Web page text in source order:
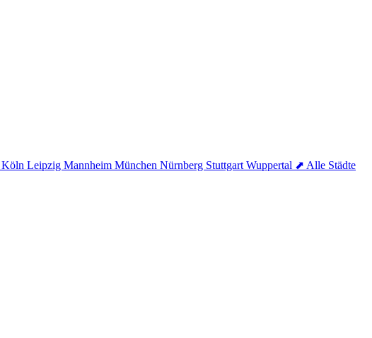
Köln Leipzig Mannheim München Nürnberg Stuttgart Wuppertal ⬈ Alle Städte